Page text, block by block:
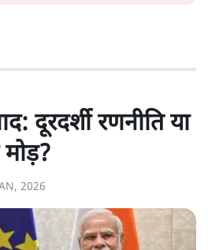
दूरदर्शी रणनीति या
2026